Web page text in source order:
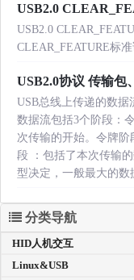
USB2.0
USB2.0
CLEAR_FEATURE标准
USB2.0协议 传输包、
USB总线上传递的数据
数据流包括3个阶段：
次传输的开始。令牌阶
段 ：包括了本次传输
型决定，一般最大的数
分类导航
HID人机交互
Linux&USB